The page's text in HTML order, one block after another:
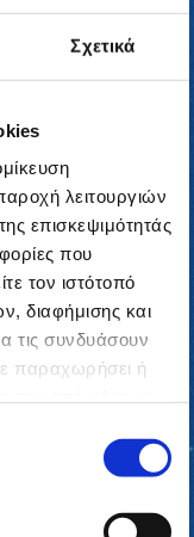
Σχετικά
λειτουργιών
επισκεψιμότητάς
που
τον ιστότοπό
διαφήμισης και
τις συνδυάσουν
παραχωρήσει ή
και